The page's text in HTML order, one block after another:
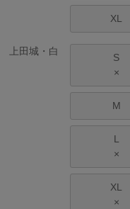
XL
上田城・白
S
×
M
L
×
XL
×